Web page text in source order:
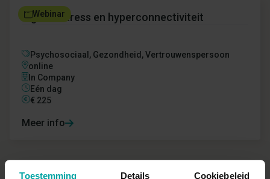
Toestemming Details Cookiebeleid
Webinar
Digitale stress en hyperconnectiviteit
Psychosociaal, Gezondheid,Vertrouwenspersoon
online
In Company
Eén dag
€ 225
Meer info